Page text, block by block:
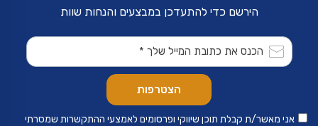
הירשם כדי להתעדכן במבצעים והנחות שוות
אני מאשר/ת קבלת תוכן שיווקי ופרסומים לאמצעי ההתקשרות שמסרתי